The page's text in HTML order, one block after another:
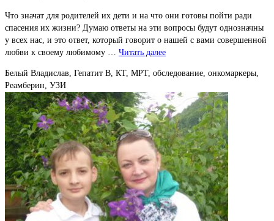
Что значат для родителей их дети и на что они готовы пойти ради
спасения их жизни? Думаю ответы на эти вопросы будут однозначны
у всех нас, и это ответ, который говорит о нашей с вами совершенной
любви к своему любимому … Читать далее
Белый Владислав, Гепатит В, КТ, МРТ, обследование, онкомаркеры,
Реамберин, УЗИ